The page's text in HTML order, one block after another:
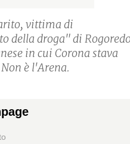
vittima di
della droga" di
in cui Corona stava
è l'Arena.